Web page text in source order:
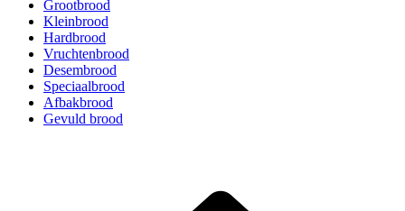
Grootbrood
Kleinbrood
Hardbrood
Vruchtenbrood
Desembrood
Speciaalbrood
Afbakbrood
Gevuld brood